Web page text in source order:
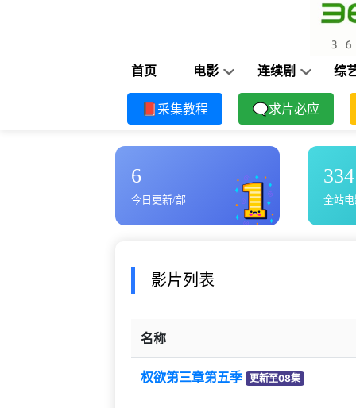
首页 电影 连续剧 综
📕采集教程 🗨求片必应
6
今日更新/部 全站电
影片列表
名称
权欲第三章第五季 更新至08集